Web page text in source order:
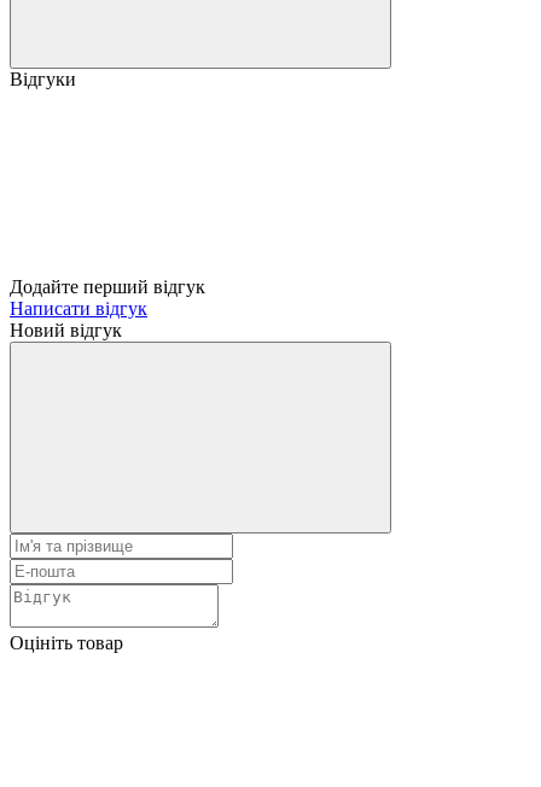
Відгуки
Додайте перший відгук
Написати відгук
Новий відгук
Оцініть товар